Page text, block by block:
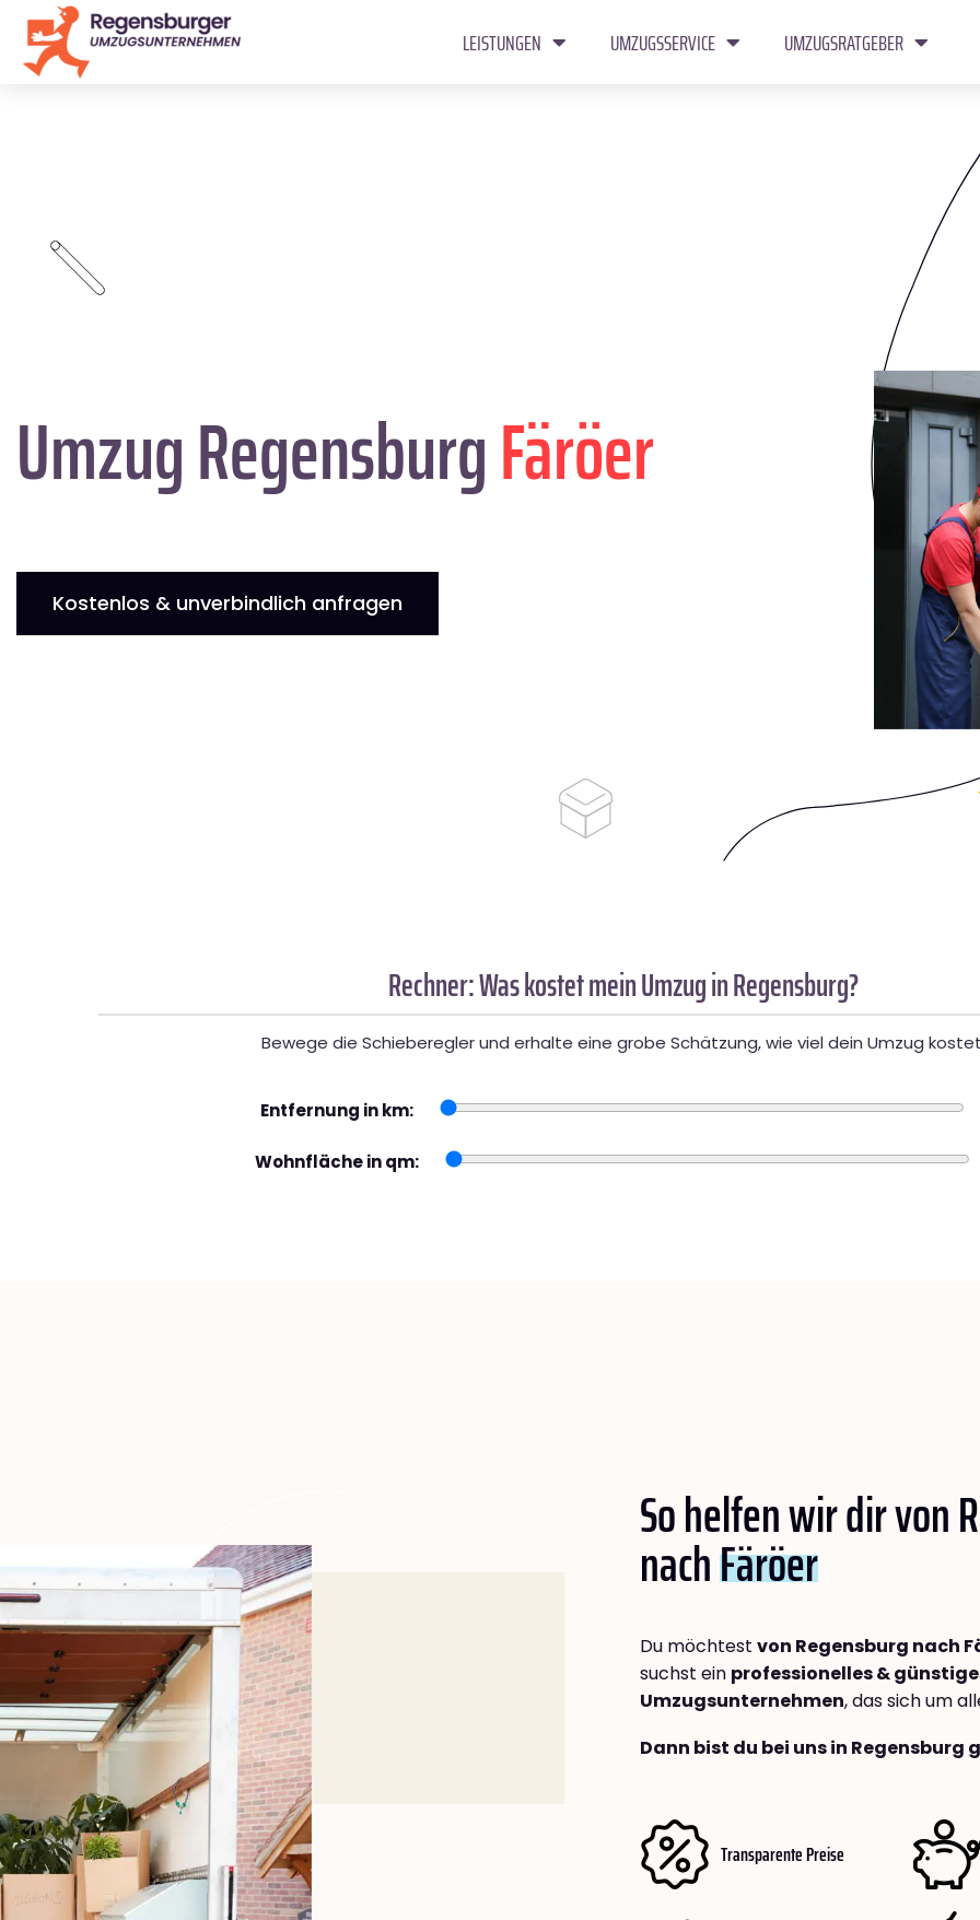
LEISTUNGEN UMZUGSSERVICE UMZUGSRATGEBER
Umzug RegensburgFäröer
Kostenlos & unverbindlich anfragen
Rechner: Was kostet mein Umzug in Regensburg?
Bewege die Schieberegler und erhalte eine grobe Schätzung, wie viel dein Umzug
Entfernung in km:
Wohnfläche in qm:
So helfen wir dir von
nachFäröer
Du möchtest von Regensburg nach
suchst ein professionelles &
Umzugsunternehmen, das sich um
Dann bist du bei uns in Regensburg
Transparente Preise